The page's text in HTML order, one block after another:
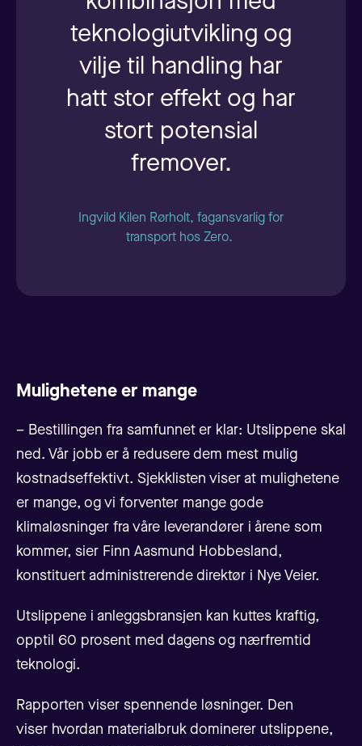
teknologiutvikling og
vilje til handling har
hatt stor effekt og har
stort potensial
fremover.
Ingvild Kilen Rørholt, fagansvarlig for
transport hos Zero.
Mulighetene er mange
– Bestillingen fra samfunnet er klar: Utslippene skal
ned. Vår jobb er å redusere dem mest mulig
kostnadseffektivt. Sjekklisten viser at mulighetene
er mange, og vi forventer mange gode
klimaløsninger fra våre leverandører i årene som
kommer, sier Finn Aasmund Hobbesland,
konstituert administrerende direktør i Nye Veier.
Utslippene i anleggsbransjen kan kuttes kraftig,
opptil 60 prosent med dagens og nærfremtid
teknologi.
Rapporten viser spennende løsninger. Den
viser hvordan materialbruk dominerer utslippene,